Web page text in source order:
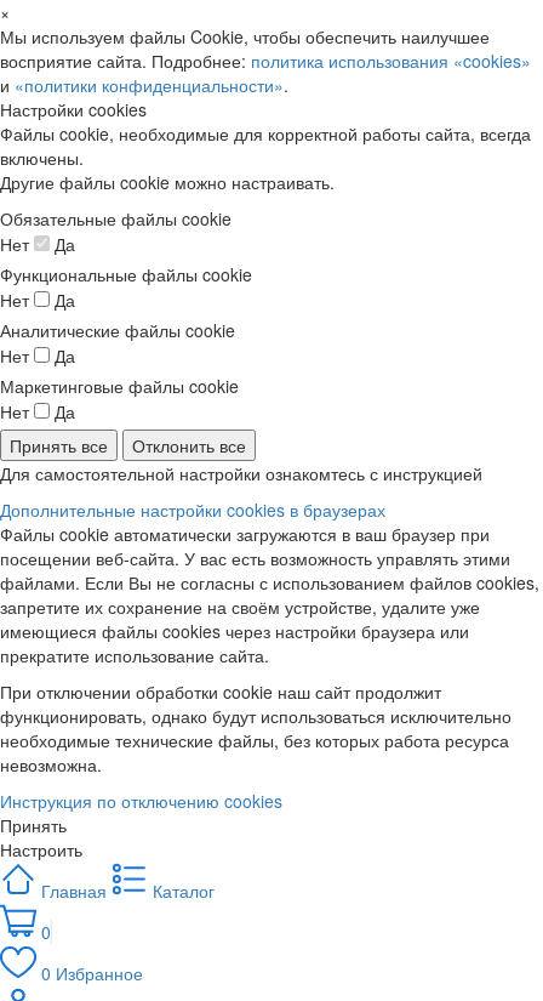
×
Мы используем файлы Cookie, чтобы обеспечить наилучшее
восприятие сайта. Подробнее: политика использования «cookies»
и «политики конфиденциальности».
Настройки cookies
Файлы cookie, необходимые для корректной работы сайта, всегда
включены.
Другие файлы cookie можно настраивать.
Обязательные файлы cookie
Нет
Да
Функциональные файлы cookie
Нет
Да
Аналитические файлы cookie
Нет
Да
Маркетинговые файлы cookie
Нет
Да
Принять все
Отклонить все
Для самостоятельной настройки ознакомтесь с инструкцией
Дополнительные настройки cookies в браузерах
Файлы cookie автоматически загружаются в ваш браузер при
посещении веб-сайта. У вас есть возможность управлять этими
файлами. Если Вы не согласны с использованием файлов cookies,
запретите их сохранение на своём устройстве, удалите уже
имеющиеся файлы cookies через настройки браузера или
прекратите использование сайта.
При отключении обработки cookie наш сайт продолжит
функционировать, однако будут использоваться исключительно
необходимые технические файлы, без которых работа ресурса
невозможна.
Инструкция по отключению cookies
Принять
Настроить
Главная
Каталог
0
0 Избранное